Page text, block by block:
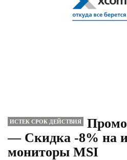
ИСТЕК СРОК ДЕЙСТВИЯ
— Скидка -8% на
мониторы MSI